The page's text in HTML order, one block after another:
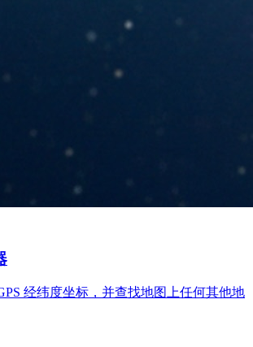
经纬度坐标，并查找地图上任何其他地